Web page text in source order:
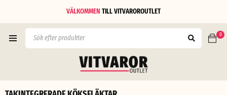
VÄLKOMMEN TILLVITVAROROUTLET
0